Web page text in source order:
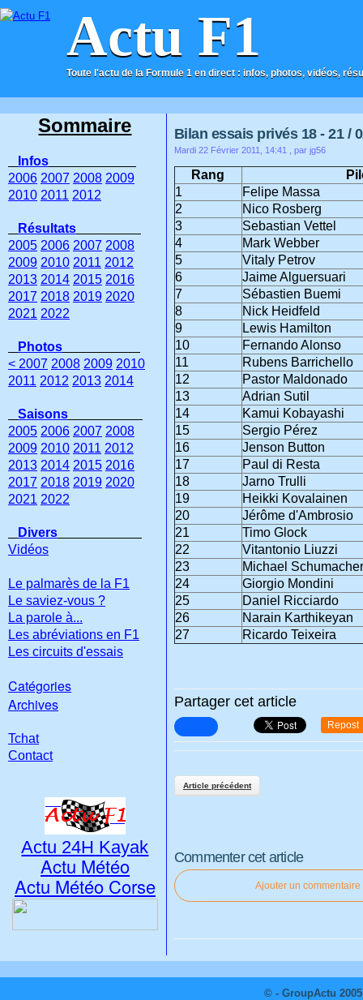
Actu F1
Toute l'actu de la Formule 1 en direct : infos, photos, vidéos,
ACCUEIL CONTACT
Bilan essais privés 18 - 21 /
Mardi 22 Février 2011, 14:41 , par jg56
Rang
1
Felipe Massa
2
Nico Rosberg
3
Sebastian Vettel
4
Mark Webber
5
Vitaly Petrov
6
Jaime Alguersuari
7
Sébastien Buemi
8
Nick Heidfeld
9
Lewis Hamilton
10
Fernando Alonso
11
Rubens Barrichello
12
Pastor Maldonado
13
Adrian Sutil
14
Kamui Kobayashi
15
Sergio Pérez
16
Jenson Button
17
Paul di Resta
18
Jarno Trulli
19
Heikki Kovalainen
20
Jérôme d'Ambrosio
21
Timo Glock
22
Vitantonio Liuzzi
23
Michael Schumacher
24
Giorgio Mondini
25
Daniel Ricciardo
26
Narain Karthikeyan
27
Ricardo Teixeira
Partager cet article
Repost
Article précédent
Commenter cet article
Ajouter un commentaire
Sommaire
Infos
2006 2007 2008 2009
2010 2011 2012
Résultats
2005 2006 2007 2008
2009 2010 2011 2012
2013 2014 2015 2016
2017 2018 2019 2020
2021 2022
Photos
< 2007 2008 2009 2010
2011 2012 2013 2014
Saisons
2005 2006 2007 2008
2009 2010 2011 2012
2013 2014 2015 2016
2017 2018 2019 2020
2021 2022
Divers
Vidéos
Le palmarès de la F1
Le saviez-vous ?
La parole à...
Les abréviations en F1
Les circuits d'essais
Catégories
Archives
Tchat
Contact
Actu 24H Kayak
Actu Météo
Actu Météo Corse
© - GroupActu